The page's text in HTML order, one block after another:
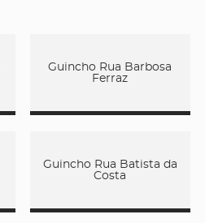
Guincho Rua Barbosa
Ferraz
Guincho Rua Batista da
Costa